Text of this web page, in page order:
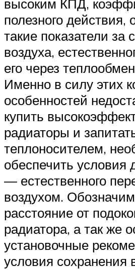
высоким КПД,
полезного действия,
такие показатели за
воздуха,
его через
Именно в силу этих
особенностей
купить
радиаторы и
теплоносителем,
обеспечить условия
— естественного
воздухом.
расстояние от
радиатора, а так же
установочные
условия сохранения